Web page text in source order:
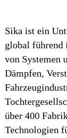
Sika ist ein
global führend
von Systemen
Dämpfen,
über 400
Technologien